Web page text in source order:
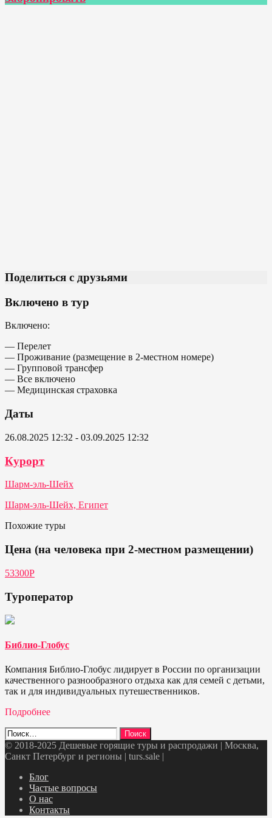
Поделиться с друзьями
Включено в тур
Включено:
— Перелет
— Проживание (размещение в 2-местном номере)
— Групповой трансфер
— Все включено
— Медицинская страховка
Даты
26.08.2025 12:32 - 03.09.2025 12:32
Курорт
Шарм-эль-Шейх
Шарм-эль-Шейх, Египет
Похожие туры
Цена (на человека при 2-местном размещении)
53300P
Туроператор
Библио-Глобус
Компания Библио-Глобус лидирует в России по организации
качественного разнообразного отдыха как для семей с детьми,
так и для индивидуальных путешественников.
Подробнее
Найти:
© 2018-2025 Дешевые горящие туры и распродажи | Москва,
Санкт Петербург и регионы | turs.sale |
Блог
Частые вопросы
О нас
Контакты